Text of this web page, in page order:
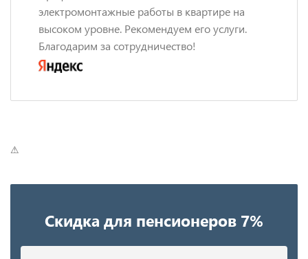
электромонтажные работы в квартире на
высоком уровне. Рекомендуем его услуги.
Благодарим за сотрудничество!
⚠
Скидка для пенсионеров 7%